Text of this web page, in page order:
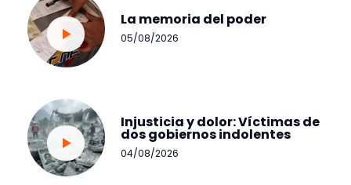
La memoria del poder
05/08/2026
Injusticia y dolor: Víctimas de
dos gobiernos indolentes
04/08/2026